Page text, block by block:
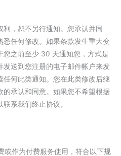
，恕不另行通知。您承认并同
任何修改。如果条款发生重大变
您之前至少 30 天通知您，方式是
送到您注册的电子邮件帐户来发
任何此类通知。您在此类修改后继
承认和同意。如果您不希望根据
系我们终止协议。
或作为付费服务使用，符合以下规